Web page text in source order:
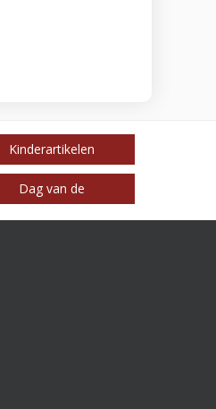
Kinderartikelen
Dag van de